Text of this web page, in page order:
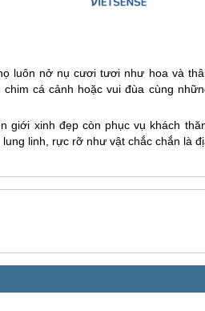
luôn nở nụ cươi tươi như hoa và
cá cảnh hoặc vui đùa cùng
giới xinh đẹp còn phục vụ khách
linh, rực rỡ như vật chắc chắn là